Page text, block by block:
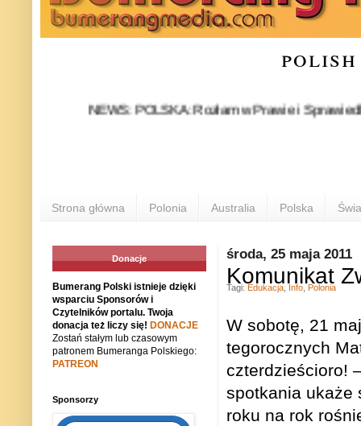
NEWS: POLSKA: Rozłam w Prawie i
Strona główna Polonia Australia Polska
środa, 25 maja 2011
Komunikat
W sobotę, 21
tegorocznych
czterdzieścioro!
spotkania ukaże
roku na rok
Tagi: Edukacja Info Polonia
Donacje
Bumerang Polski istnieje dzięki
wsparciu Sponsorów i
Czytelników portalu. Twoja
donacja też liczy się! DONACJE
Zostań stałym lub czasowym
patronem Bumeranga Polskiego:
PATREON
Sponsorzy